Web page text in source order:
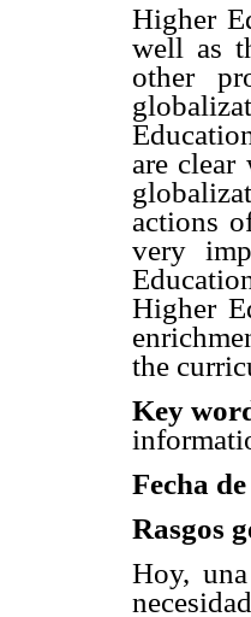
Higher
well as
other
are
actions
very
Higher
the
Key
Fecha
Rasgos
Hoy,